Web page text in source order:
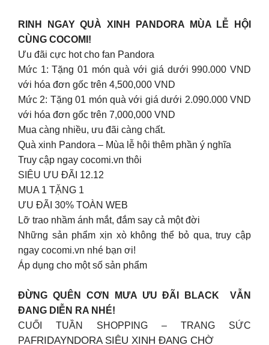
RINH NGAY QUÀ XINH PANDORA MÙA LỄ HỘI
CÙNG COCOMI!
Ưu đãi cực hot cho fan Pandora
Mức 1: Tặng 01 món quà với giá dưới 990.000 VND
với hóa đơn gốc trên 4,500,000 VND
Mức 2: Tặng 01 món quà với giá dưới 2.090.000 VND
với hóa đơn gốc trên 7,000,000 VND
Mua càng nhiều, ưu đãi càng chất.
Quà xinh Pandora – Mùa lễ hội thêm phần ý nghĩa
Truy cập ngay cocomi.vn thôi
SIÊU ƯU ĐÃI 12.12
MUA 1 TẶNG 1
ƯU ĐÃI 30% TOÀN WEB
Lỡ trao nhầm ánh mắt, đắm say cả một đời
Những sản phẩm xịn xò không thể bỏ qua, truy cập
ngay cocomi.vn nhé bạn ơi!
Áp dụng cho một số sản phẩm
ĐỪNG QUÊN CƠN MƯA ƯU ĐÃI BLACK VẪN
ĐANG DIỄN RA NHÉ!
CUỐI TUẦN SHOPPING – TRANG SỨC
PA FRIDAYNDORA SIÊU XINH ĐANG CHỜ